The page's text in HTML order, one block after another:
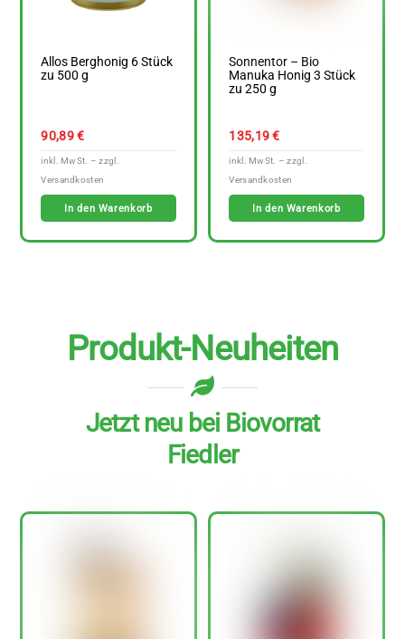
Allos Berghonig 6 Stück
zu 500 g
90,89€
In den Warenkorb
Sonnentor – Bio
Manuka Honig 3 Stück
zu 250 g
135,19€
In den Warenkorb
Produkt-Neuheiten
Jetzt neu bei Biovorrat
Fiedler